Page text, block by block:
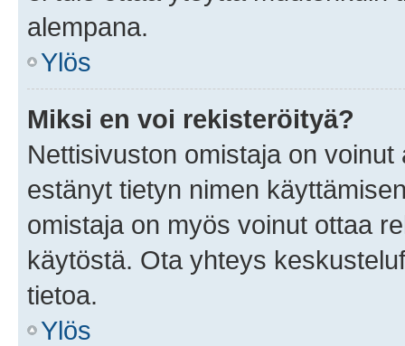
alempana.
Ylös
Miksi en voi rekisteröityä?
Nettisivuston omistaja on
estänyt tietyn nimen
omistaja on myös voinut ottaa
käytöstä. Ota yhteys
tietoa.
Ylös